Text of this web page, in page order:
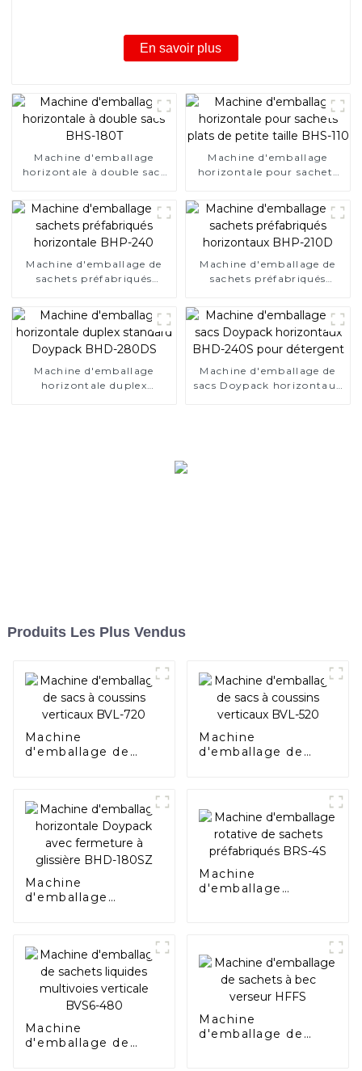
En savoir plus
Machine d'emballage
horizontale à double sacs
Machine d'emballage
horizontale pour sachets
Machine d'emballage de
sachets préfabriqués
Machine d'emballage de
sachets préfabriqués
Machine d'emballage
horizontale duplex
Machine d'emballage de
sacs Doypack horizontaux
Produits Les Plus Vendus
Machine
d'emballage de
Machine
d'emballage de
Machine
d'emballage
glissière BHD-
180SZ
Machine
d'emballage
Machine
d'emballage de
Machine
d'emballage de